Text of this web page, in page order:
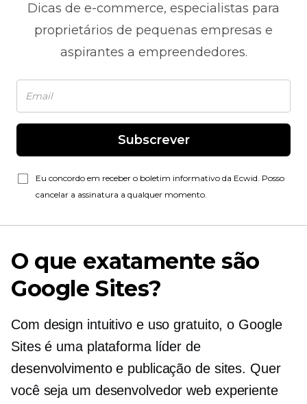
Dicas de e-commerce, especialistas para
proprietários de pequenas empresas e
aspirantes a empreendedores.
Subscrever
Eu concordo em receber o boletim informativo da Ecwid. Posso
cancelar a assinatura a qualquer momento.
O que exatamente são
Google Sites?
Com design intuitivo e uso gratuito, o Google
Sites é uma plataforma líder de
desenvolvimento e publicação de sites. Quer
você seja um desenvolvedor web experiente